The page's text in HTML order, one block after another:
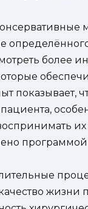
более
показывает,
жизни